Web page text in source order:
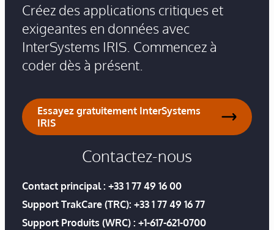
Créez des applications critiques et
exigeantes en données avec
InterSystems IRIS. Commencez à
coder dès à présent.
Essayez gratuitement InterSystems
IRIS
Contactez-nous
Contact principal : +33 1 77 49 16 00
Support TrakCare (TRC): +33 1 77 49 16 77
Support Produits (WRC) : +1-617-621-0700